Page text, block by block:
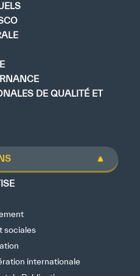
DE QUALITÉ ET
sociales
internationale